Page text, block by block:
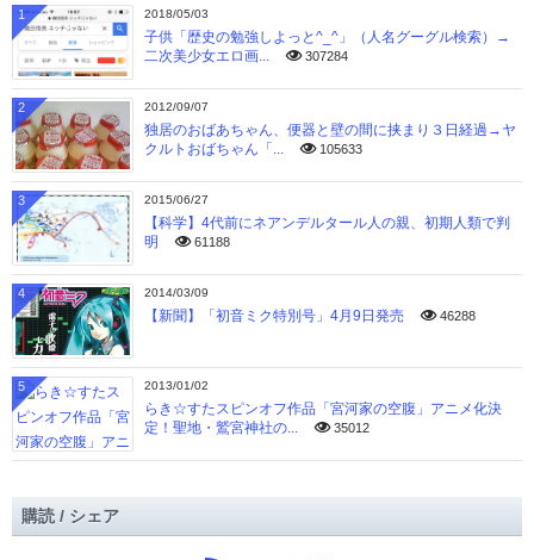
2018/05/03
子供「歴史の勉強しよっと^_^」（人名グーグル検索）→
二次美少女エロ画...
307284
1
2012/09/07
独居のおばあちゃん、便器と壁の間に挟まり３日経過→ヤ
クルトおばちゃん「...
105633
2
2015/06/27
【科学】4代前にネアンデルタール人の親、初期人類で判
明
61188
3
2014/03/09
【新聞】「初音ミク特別号」4月9日発売 46288
4
2013/01/02
らき☆すたスピンオフ作品「宮河家の空腹」アニメ化決
定！聖地・鷲宮神社の...
35012
5
購読 / シェア